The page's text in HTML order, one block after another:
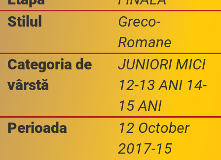
Stilul
Greco-
Romane
Categoria de
vârstă
JUNIORI MICI
12-13 ANI 14-
15 ANI
Perioada
12 October
2017-15